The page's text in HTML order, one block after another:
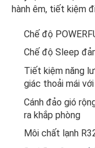
hành êm, tiết kiệm
Chế độ
Chế độ Sleep
Tiết kiệm năng
giác thoải mái
Cánh đảo gió
ra khắp phòng
Môi chất lạnh